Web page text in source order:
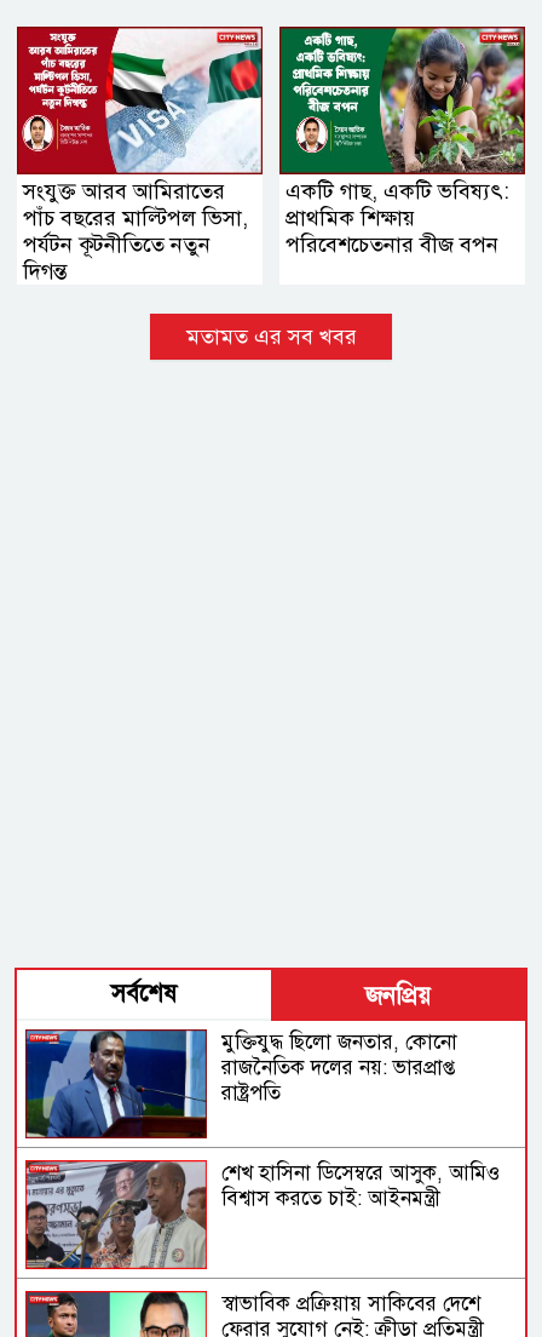
সংযুক্ত আরব আমিরাতের
পাঁচ বছরের মাল্টিপল ভিসা,
পর্যটন কূটনীতিতে নতুন
দিগন্ত
একটি গাছ, একটি ভবিষ্যৎ:
প্রাথমিক শিক্ষায়
পরিবেশচেতনার বীজ বপন
মতামত এর সব খবর
সর্বশেষ জনপ্রিয়
মুক্তিযুদ্ধ ছিলো জনতার, কোনো
রাজনৈতিক দলের নয়: ভারপ্রাপ্ত
রাষ্ট্রপতি
শেখ হাসিনা ডিসেম্বরে আসুক, আমিও
বিশ্বাস করতে চাই: আইনমন্ত্রী
স্বাভাবিক প্রক্রিয়ায় সাকিবের দেশে
ফেরার সুযোগ নেই: ক্রীড়া প্রতিমন্ত্রী